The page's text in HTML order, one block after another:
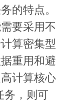
的特点。
要采用不
算密集型
重用和避
计算核心
务，则可